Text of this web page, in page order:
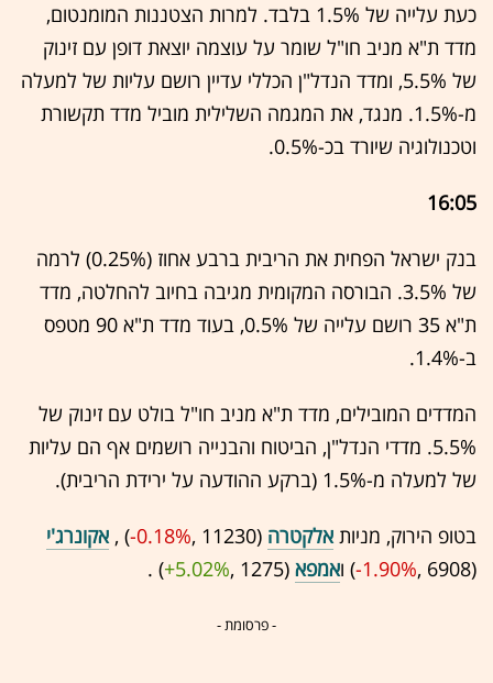
כעת עלייה של 1.5% בלבד. למרות הצטננות המומנטום,
מדד ת"א מניב חו"ל שומר על עוצמה יוצאת דופן עם זינוק
של 5.5%, ומדד הנדל"ן הכללי עדיין רושם עליות של למעלה
מ-1.5%. מנגד, את המגמה השלילית מוביל מדד תקשורת
וטכנולוגיה שיורד בכ-0.5%.
16:05
בנק ישראל הפחית את הריבית ברבע אחוז (0.25%) לרמה
של 3.5%. הבורסה המקומית מגיבה בחיוב להחלטה, מדד
ת"א 35 רושם עלייה של 0.5%, בעוד מדד ת"א 90 מטפס
ב-1.4%.
המדדים המובילים, מדד ת"א מניב חו"ל בולט עם זינוק של
5.5%. מדדי הנדל"ן, הביטוח והבנייה רושמים אף הם עליות
של למעלה מ-1.5% (ברקע ההודעה על ירידת הריבית).
בטופ הירוק, מניותאלקטרה (11230 ,‎
-0.18%
‏) ,אקונרג'י
(6908 ,‎
-1.90%‏) ואמפא (1275 ,‎
+5.02%
‏) .
- פרסומת -